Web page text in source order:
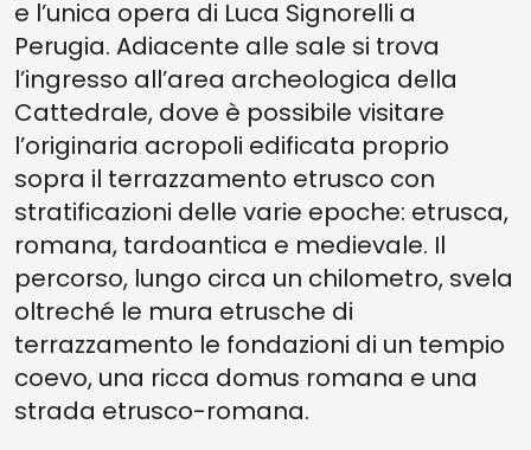
e l’unica opera di Luca Signorelli a
Perugia. Adiacente alle sale si trova
l’ingresso all’area archeologica della
Cattedrale, dove è possibile visitare
l’originaria acropoli edificata proprio
sopra il terrazzamento etrusco con
stratificazioni delle varie epoche: etrusca,
romana, tardoantica e medievale. Il
percorso, lungo circa un chilometro, svela
oltreché le mura etrusche di
terrazzamento le fondazioni di un tempio
coevo, una ricca domus romana e una
strada etrusco-romana.